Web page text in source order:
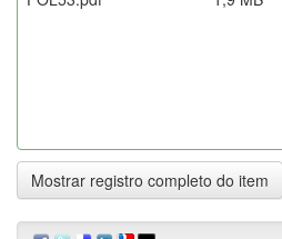
Mostrar registro completo do item